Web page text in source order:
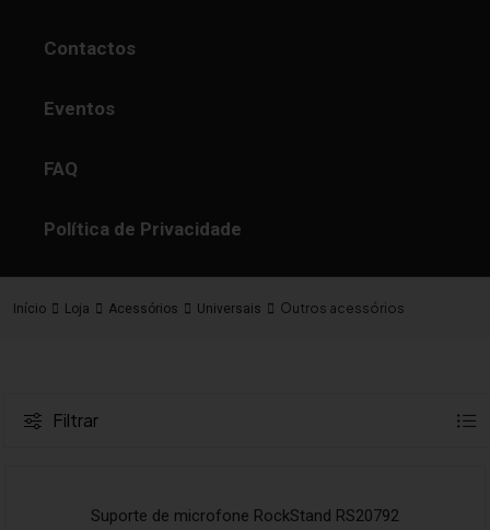
Contactos
Eventos
FAQ
Política de Privacidade
Início Loja Acessórios Universais Outros acessórios
Filtrar
Suporte de microfone RockStand RS20792